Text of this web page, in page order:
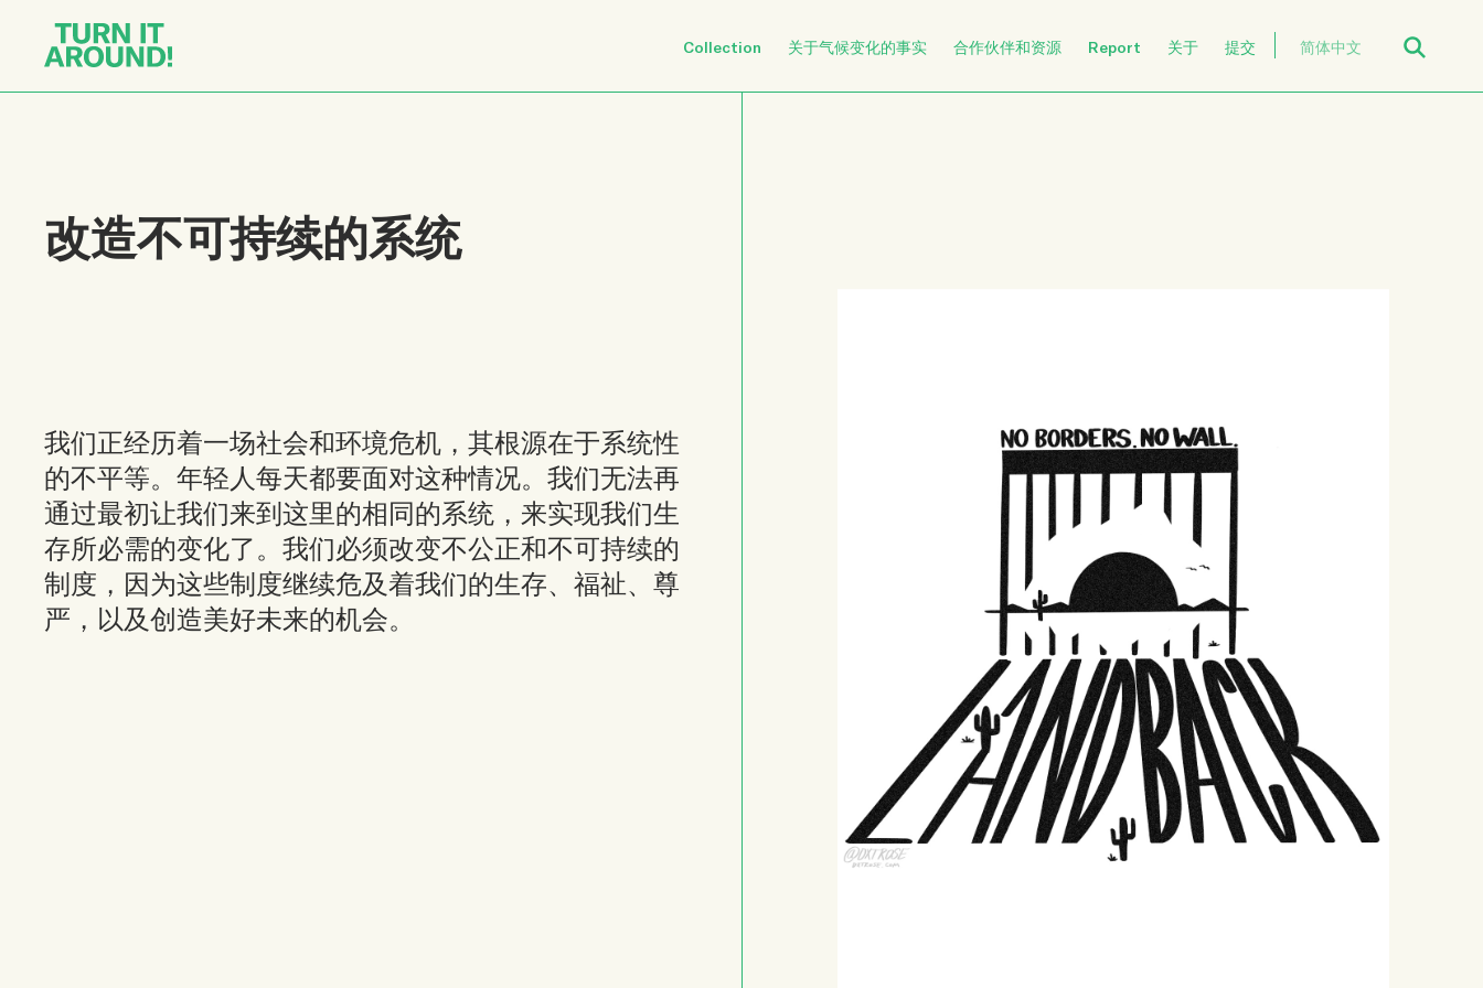
Collection 关于气候变化的事实 合作伙伴和资源 Report 关于 提交 简体中文
改造不可持续的系统
我们正经历着一场社会和环境危机，其根源在于系统性
的不平等。年轻人每天都要面对这种情况。我们无法再
通过最初让我们来到这里的相同的系统，来实现我们生
存所必需的变化了。我们必须改变不公正和不可持续的
制度，因为这些制度继续危及着我们的生存、福祉、尊
严，以及创造美好未来的机会。